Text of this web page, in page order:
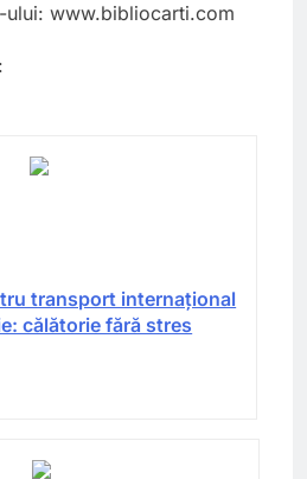
ului: www.bibliocarti.com
transport internațional
călătorie fără stres